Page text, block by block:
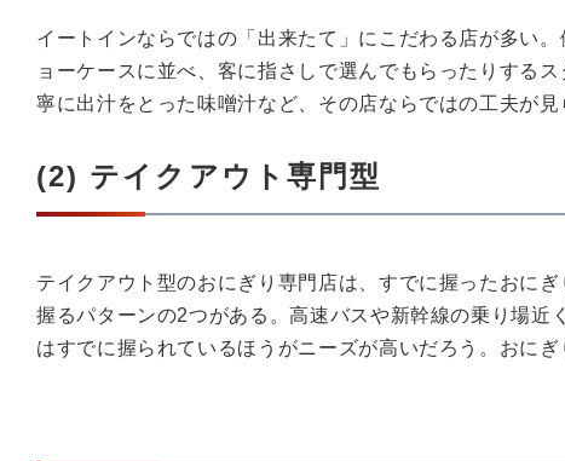
イートインならではの「出来たて」にこだわる店が多い
ョーケースに並べ、客に指さしで選んでもらったりする
寧に出汁をとった味噌汁など、その店ならではの工夫が見
(2) テイクアウト専門型
テイクアウト型のおにぎり専門店は、すでに握ったおに
握るパターンの2つがある。高速バスや新幹線の乗り場近
はすでに握られているほうがニーズが高いだろう。おに